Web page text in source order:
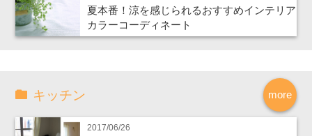
夏本番！涼を感じられるおすすめインテリア
カラーコーディネート
more
キッチン
2017/06/26